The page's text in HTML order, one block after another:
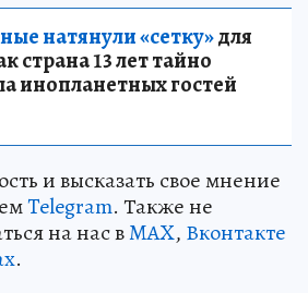
натянули «сетку»для
страна 13 лет тайно
инопланетных гостей
и высказать свое мнение
Telegram. Также не
на нас вMAX, Вконтакте
.